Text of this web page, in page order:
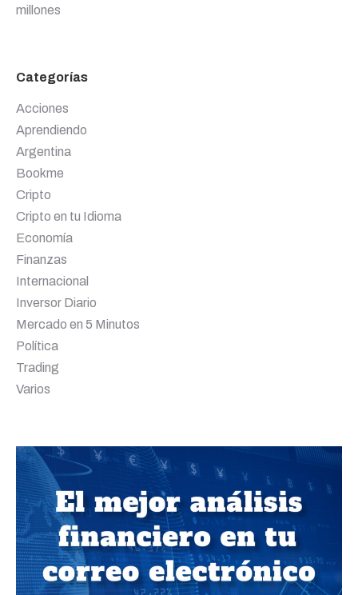
millones
Categorías
Acciones
Aprendiendo
Argentina
Bookme
Cripto
Cripto en tu Idioma
Economía
Finanzas
Internacional
Inversor Diario
Mercado en 5 Minutos
Política
Trading
Varios